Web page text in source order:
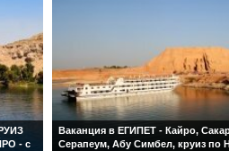
- с
Ваканция в ЕГИПЕТ - Кайро,
Серапеум, Абу Симбел, круиз по